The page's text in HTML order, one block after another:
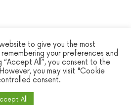
BY
to give you the most
your preferences and
“Accept All”, you consent to the
you may visit "Cookie
consent.
All